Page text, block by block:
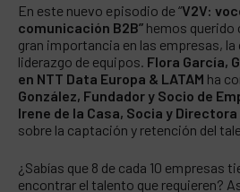
En este nuevo episodio de “V2V:
comunicación B2B” hemos querido
gran importancia en las empresas,
liderazgo de equipos. Flora García,
en NTT Data Europa & LATAM ha
González, Fundador y Socio de
Irene de la Casa, Socia y
sobre la captación y retención del
¿Sabías que 8 de cada 10 empresas
encontrar el talento que requieren?